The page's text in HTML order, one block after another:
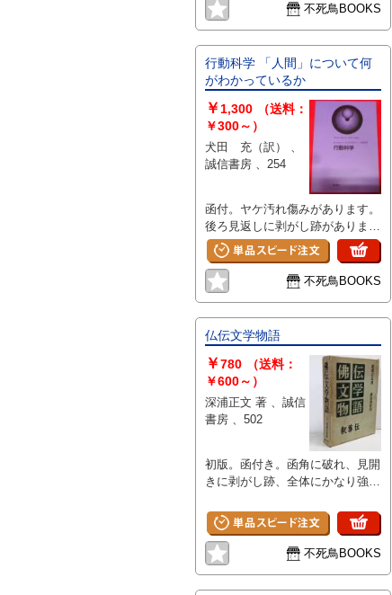
不死鳥BOOKS
行動科学 「人間」について何
がわかっているか
￥ 1,300
（送料：
￥300～）
犬田 充（訳） 、
誠信書房 、254
函付。ヤケ汚れ傷みがあります。
後ろ見返しに剥がし跡がありま
す。
不死鳥BOOKS
仏伝文学物語
￥780
（送料：
￥600～）
深浦正文 著 、誠信
書房 、502
初版。函付き。函角に破れ、見開
きに剥がし跡、全体にかなり強い
不死鳥BOOKS